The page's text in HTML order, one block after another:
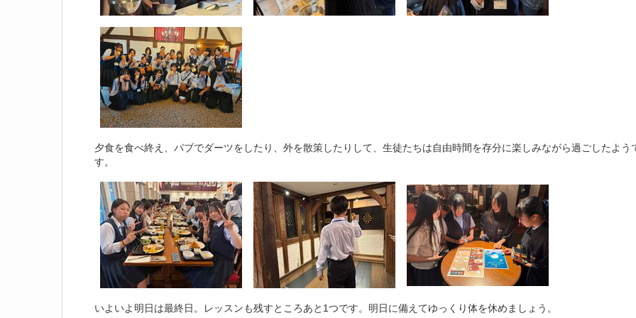
夕食を食べ終え、パブでダーツをしたり、外を散策したりして、生徒たちは自由時間を存分に楽しみながら過ごしたよう
す。
いよいよ明日は最終日。レッスンも残すところあと1つです。明日に備えてゆっくり体を休めましょう。